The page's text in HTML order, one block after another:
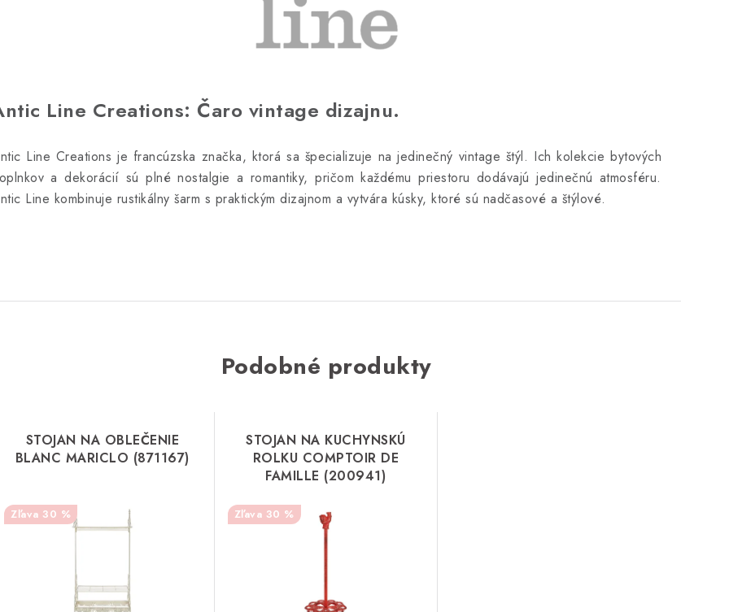
Line Creations: Čaro vintage dizajnu.
Line Creations je francúzska značka, ktorá sa špecializuje na jedinečný vintage štýl. Ich kolekcie bytových
a dekorácií sú plné nostalgie a romantiky, pričom každému priestoru dodávajú jedinečnú atmosféru.
Line kombinuje rustikálny šarm s praktickým dizajnom a vytvára kúsky, ktoré sú nadčasové a štýlové.
Podobné produkty
STOJAN NA OBLEČENIE
BLANC MARICLO (871167)
30 %
STOJAN NA KUCHYNSKÚ
ROLKU COMPTOIR DE
FAMILLE (200941)
30 %